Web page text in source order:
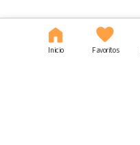
Inicio Favoritos